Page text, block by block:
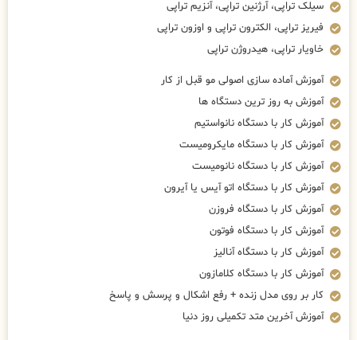
سیلک تراپی، آرژنین تراپی، آنزیم تراپی
فیریز تراپی، الکترون تراپی و اوزون تراپی
خاویار تراپی، هیدروژن تراپی
آموزش آماده سازی اصولی مو قبل از کار
آموزش به روز ترین دستگاه ها
آموزش کار با دستگاه نانواستیم
آموزش کار با دستگاه مایکرومیست
آموزش کار با دستگاه نانومیست
آموزش کار با دستگاه اتو آیس یا آیرون
آموزش کار با دستگاه فروزن
آموزش کار با دستگاه فوتون
آموزش کار با دستگاه آنالیز
آموزش کار با دستگاه کلامازون
کار بر روی مدل زنده + رفع اشکال و پرسش و پاسخ
آموزش آخرین متد تکمیلی روز دنیا